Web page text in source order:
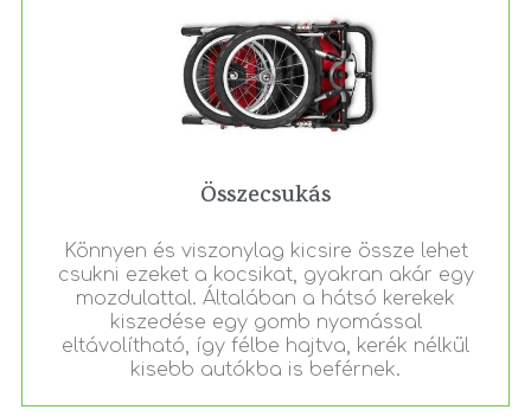
Összecsukás
Könnyen és viszonylag kicsire össze lehet
csukni ezeket a kocsikat, gyakran akár egy
mozdulattal. Általában a hátsó kerekek
kiszedése egy gomb nyomással
eltávolítható, így félbe hajtva, kerék nélkül
kisebb autókba is beférnek.